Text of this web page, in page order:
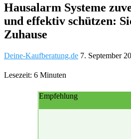
Hausalarm Systeme
und effektiv schützen:
Zuhause
Deine-Kaufberatung.de 7. September
Lesezeit: 6 Minuten
Empfehlung